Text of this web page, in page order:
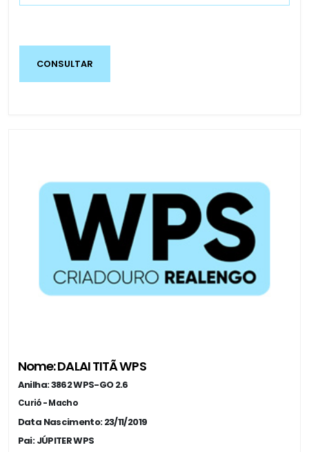
Nome: DALAI TITÃ WPS
Anilha: 3862 WPS-GO 2.6
Curió - Macho
Data Nascimento: 23/11/2019
Pai: JÚPITER WPS